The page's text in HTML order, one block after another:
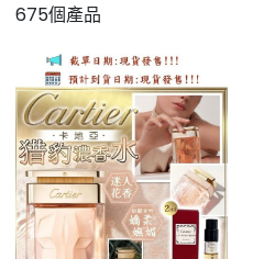
675個產品